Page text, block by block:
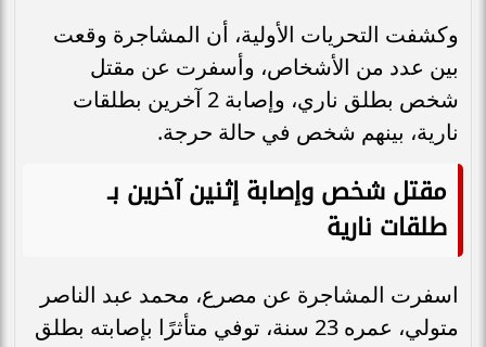
وكشفت التحريات الأولية، أن المشاجرة وقعت
بين عدد من الأشخاص، وأسفرت عن مقتل
شخص بطلق ناري، وإصابة 2 آخرين بطلقات
نارية، بينهم شخص في حالة حرجة.
مقتل شخص وإصابة إثنين آخرين بـ
طلقات نارية
اسفرت المشاجرة عن مصرع، محمد عبد الناصر
متولي، عمره 23 سنة، توفي متأثرًا بإصابته بطلق